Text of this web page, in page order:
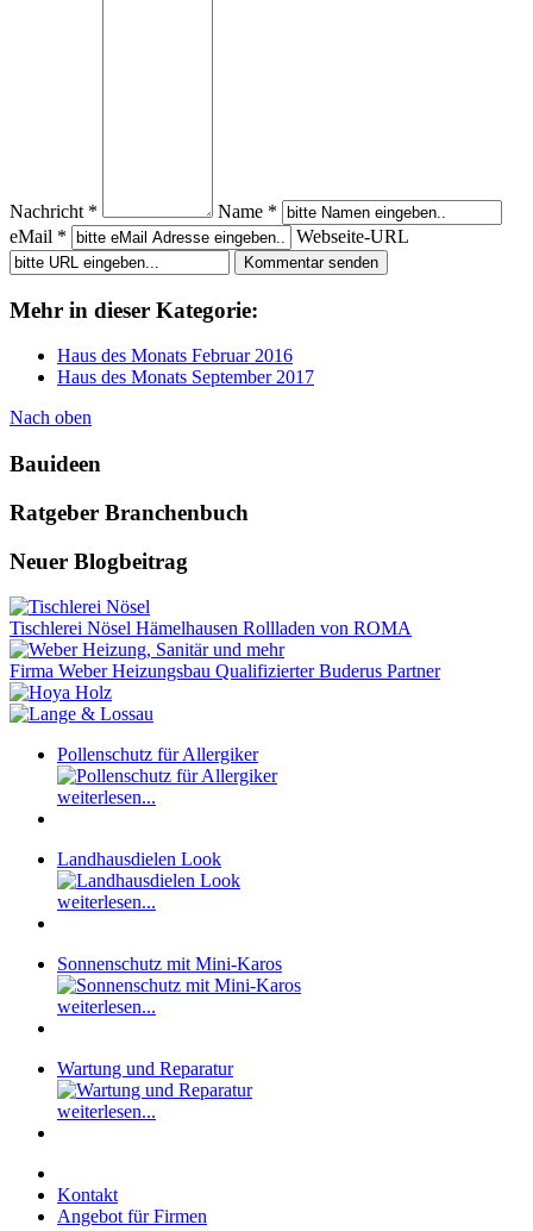
Nachricht *
Name *
eMail *
Webseite-URL
Mehr in dieser Kategorie:
Haus des Monats Februar 2016
Haus des Monats September 2017
Nach oben
Bauideen
Ratgeber Branchenbuch
Neuer Blogbeitrag
Tischlerei Nösel Hämelhausen Rollladen von ROMA
Firma Weber Heizungsbau Qualifizierter Buderus Partner
Pollenschutz für Allergiker
weiterlesen...
Landhausdielen Look
weiterlesen...
Sonnenschutz mit Mini-Karos
weiterlesen...
Wartung und Reparatur
weiterlesen...
Kontakt
Angebot für Firmen